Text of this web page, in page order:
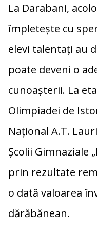
e
b
o
o
k
p
y
Li
k
ta
je
az
ă
La Darabani,
împletește cu
elevi talentați au
poate deveni o
cunoașterii. La
Olimpiadei de
Național A.T.
Școlii Gimnaziale
prin rezultate
o dată valoarea
dărăbănean.